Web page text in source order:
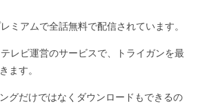
ミアムで全話無料で配信されています。
レビ運営のサービスで、トライガンを最
ます。
グだけではなくダウンロードもできるの